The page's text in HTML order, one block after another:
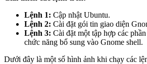
Lệnh 1: Cập nhật Ubuntu.
Lệnh 2: Cài đặt gói tin giao diện
Lệnh 3: Cài đặt một tập hợp các
chức năng bổ sung vào Gnome shell.
Dưới đây là một số hình ảnh khi chạy các